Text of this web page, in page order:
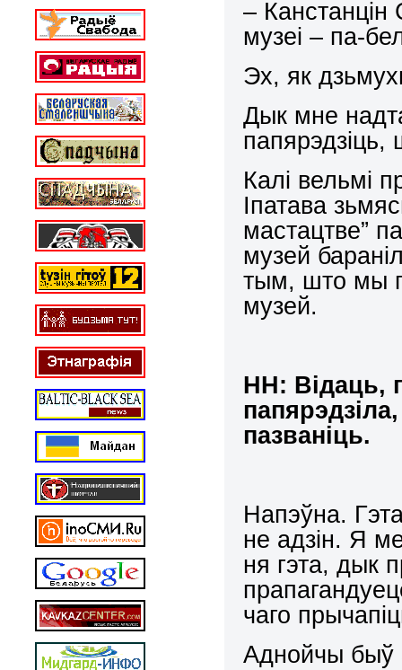
– Канстанцін
музеі – па-
Эх, як
Дык мне
папярэдзіць,
Калі вельмі
Іпатава
мастацтве”
музей
тым, што мы
музей.
НН: Відаць,
пазваніць.
Напэўна.
не адзін. Я
ня гэта, дык
чаго
Аднойчы быў